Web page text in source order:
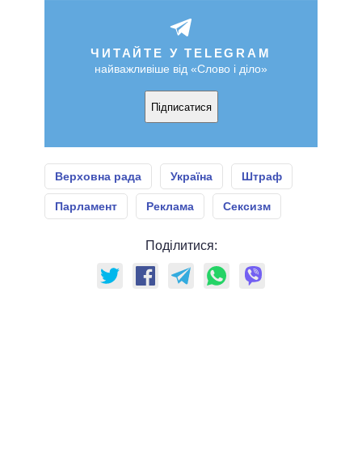
ЧИТАЙТЕ У TELEGRAM
найважливіше від «Слово і діло»
Підписатися
Верховна рада Україна Штраф
Парламент Реклама Сексизм
Поділитися: